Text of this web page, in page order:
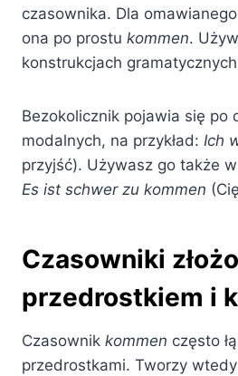
czasownika. Dla
ona po prostu kommen.
konstrukcjach
Bezokolicznik pojawia się po
modalnych, na przykład: Ich
przyjść). Używasz go także
Es ist schwer zu kommen
Czasowniki
przedrostkiem i
Czasownik kommen często
przedrostkami. Tworzy